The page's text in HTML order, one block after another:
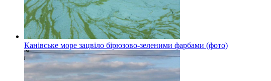
Канівське море зацвіло бірюзово-зеленими фарбами (фото)